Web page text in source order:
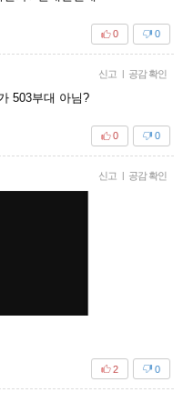
0
0
신고 | 공감 확인
503부대 아님?
0
0
신고 | 공감 확인
0
2